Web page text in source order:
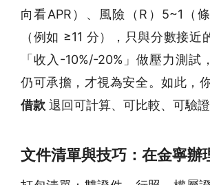
向看APR）、風險（R）5~1（
（例如 ≥11 分），只與分數接
「收入-10%/-20%」做壓力測試
仍可承擔，才視為安全。如此，
借款 退回可計算、可比較、可驗證
文件清單與技巧：在金寧辦